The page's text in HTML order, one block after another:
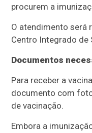
procurem a
O atendimento será
Centro Integrado de
Documentos
Para receber a
documento com
de vacinação.
Embora a